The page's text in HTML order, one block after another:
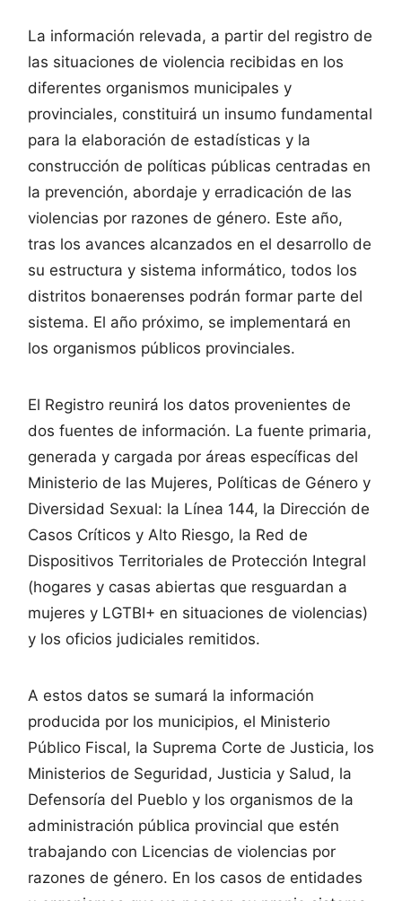
La información relevada, a partir del registro de
las situaciones de violencia recibidas en los
diferentes organismos municipales y
provinciales, constituirá un insumo fundamental
para la elaboración de estadísticas y la
construcción de políticas públicas centradas en
la prevención, abordaje y erradicación de las
violencias por razones de género. Este año,
tras los avances alcanzados en el desarrollo de
su estructura y sistema informático, todos los
distritos bonaerenses podrán formar parte del
sistema. El año próximo, se implementará en
los organismos públicos provinciales.
El Registro reunirá los datos provenientes de
dos fuentes de información. La fuente primaria,
generada y cargada por áreas específicas del
Ministerio de las Mujeres, Políticas de Género y
Diversidad Sexual: la Línea 144, la Dirección de
Casos Críticos y Alto Riesgo, la Red de
Dispositivos Territoriales de Protección Integral
(hogares y casas abiertas que resguardan a
mujeres y LGTBI+ en situaciones de violencias)
y los oficios judiciales remitidos.
A estos datos se sumará la información
producida por los municipios, el Ministerio
Público Fiscal, la Suprema Corte de Justicia, los
Ministerios de Seguridad, Justicia y Salud, la
Defensoría del Pueblo y los organismos de la
administración pública provincial que estén
trabajando con Licencias de violencias por
razones de género. En los casos de entidades